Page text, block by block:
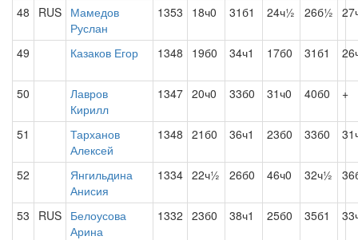
48 RUS Мамедов
Руслан
1353 18ч0 31б1 24ч½ 26б½
49 Казаков Егор 1348 19б0 34ч1 17б0 31б1
50
Лавров
Кирилл
1347 20ч0 33б0 31ч0 40б0 +
51
Тарханов
Алексей
1348 21б0 36ч1 23б0 33б0
52
Янгильдина
Анисия
1334 22ч½ 26б0 46ч0 32ч½
53 RUS Белоусова
Арина
1332 23б0 38ч1 25б0 35б1